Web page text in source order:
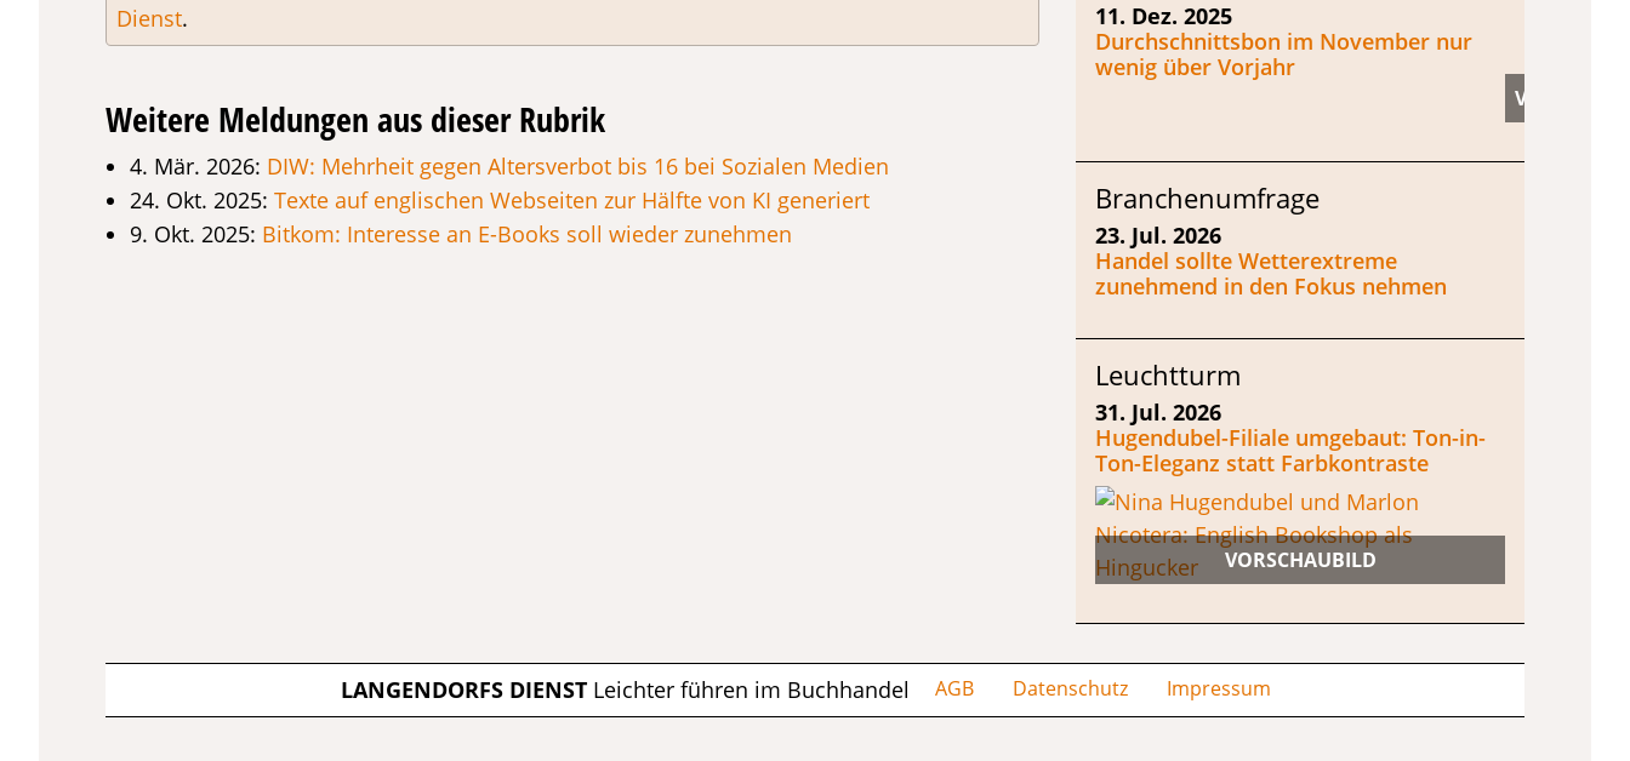
Dienst.
Weitere Meldungen aus dieser Rubrik
4. Mär. 2026: DIW: Mehrheit gegen Altersverbot bis 16 bei Sozialen Medien
24. Okt. 2025: Texte auf englischen Webseiten zur Hälfte von KI generiert
9. Okt. 2025: Bitkom: Interesse an E-Books soll wieder zunehmen
11. Dez. 2025
Durchschnittsbon im November nur
wenig über Vorjahr
Branchenumfrage
23. Jul. 2026
Handel sollte Wetterextreme
zunehmend in den Fokus nehmen
Leuchtturm
31. Jul. 2026
Hugendubel-Filiale umgebaut: Ton-in-
Ton-Eleganz statt Farbkontraste
LANGENDORFS DIENSTLeichter führen im Buchhandel AGB Datenschutz Impressum